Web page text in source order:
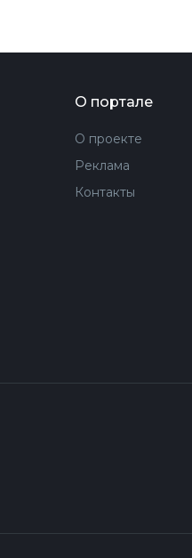
О портале
О проекте
Реклама
Контакты